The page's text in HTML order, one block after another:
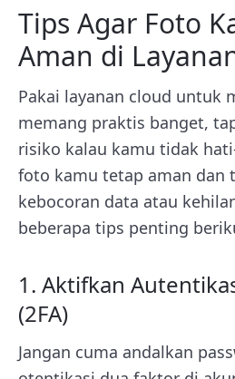
Tips Agar Foto
Aman di
Pakai layanan cloud untuk
memang praktis banget,
risiko kalau kamu tidak
foto kamu tetap aman dan
kebocoran data atau
beberapa tips penting
1. Aktifkan
(2FA)
Jangan cuma andalkan